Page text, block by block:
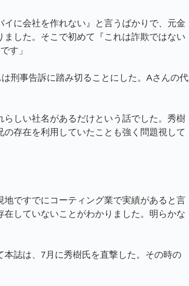
に会社を作れない』と言うばかりで、元金
した。そこで初めて『これは詐欺ではない
す」
刑事告訴に踏み切ることにした。Aさんの代
しい社名があるだけという話でした。秀樹
存在を利用していたことも強く問題視して
ですでにコーティング業で実績があると言
していないことがわかりました。明らかな
誌は、7月に秀樹氏を直撃した。その時の